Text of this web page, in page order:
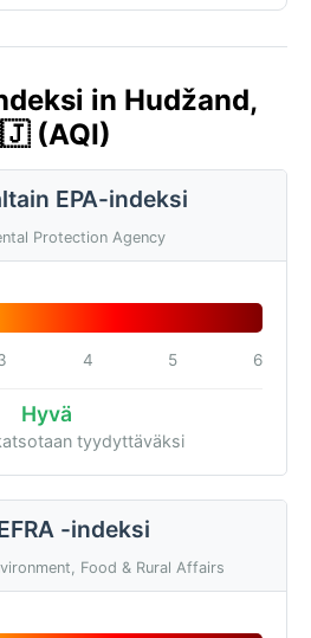
in Hudžand,
(AQI)
EPA-indeksi
Protection Agency
4 5 6
Hyvä
tyydyttäväksi
-indeksi
Food & Rural Affairs